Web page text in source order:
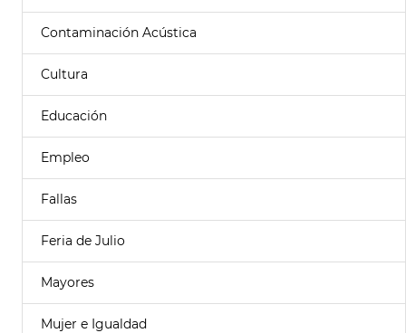
Contaminación Acústica
Cultura
Educación
Empleo
Fallas
Feria de Julio
Mayores
Mujer e Igualdad